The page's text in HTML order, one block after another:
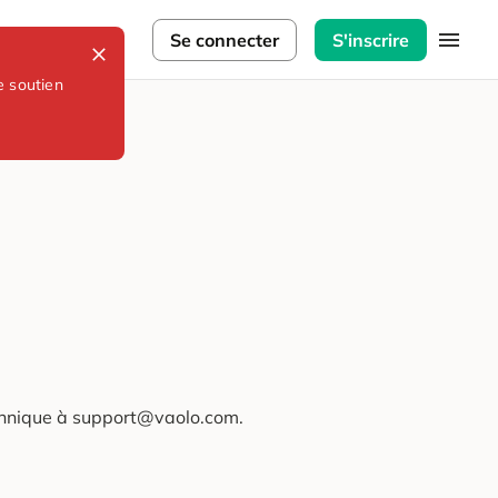
soutien
Se connecter S'inscrire
à support@vaolo.com.